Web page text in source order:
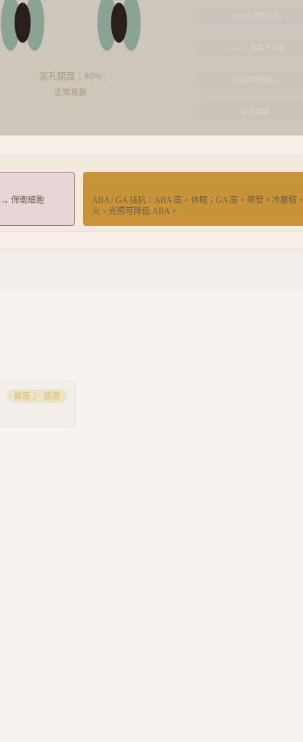
氣孔開度：80%
正常蒸散
保衛細胞
ABA / GA 拮抗：ABA 高 = 休眠；GA 高 = 萌發。冷層積、
火、光照可降低 ABA。
難度 2 · 基礎